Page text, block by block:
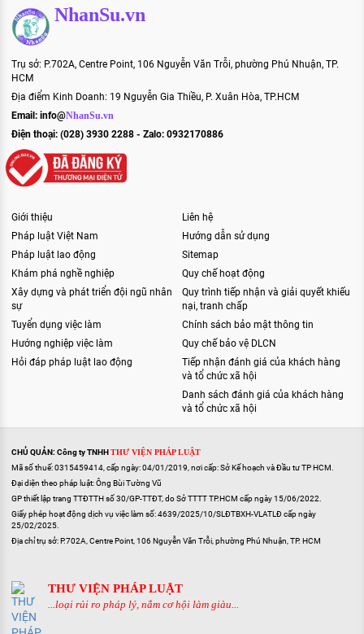
NhanSu.vn
Trụ sở: P.702A, Centre Point, 106 Nguyễn Văn Trỗi, phường Phú Nhuận, TP.
HCM
Địa điểm Kinh Doanh: 19 Nguyễn Gia Thiều, P. Xuân Hòa, TP.HCM
Email: info@NhanSu.vn
Điện thoại: (028) 3930 2288 - Zalo: 0932170886
Giới thiệu
Pháp luật Việt Nam
Pháp luật lao động
Khám phá nghề nghiệp
Xây dựng và phát triển đội ngũ nhân
sự
Tuyển dụng việc làm
Hướng nghiệp việc làm
Hỏi đáp pháp luật lao động
Liên hệ
Hướng dẫn sử dụng
Sitemap
Quy chế hoạt động
Quy trình tiếp nhận và giải quyết khiếu
nại, tranh chấp
Chính sách bảo mật thông tin
Quy chế bảo vệ DLCN
Tiếp nhận đánh giá của khách hàng
và tổ chức xã hội
Danh sách đánh giá của khách hàng
và tổ chức xã hội
CHỦ QUẢN: Công ty TNHHTHƯ VIỆN PHÁP LUẬT
Mã số thuế: 0315459414, cấp ngày: 04/01/2019, nơi cấp: Sở Kế hoạch và Đầu tư TP HCM.
Đại diện theo pháp luật: Ông Bùi Tường Vũ
GP thiết lập trang TTĐTTH số 30/GP-TTĐT, do Sở TTTT TP.HCM cấp ngày 15/06/2022.
Giấy phép hoạt động dịch vụ việc làm số: 4639/2025/10/SLĐTBXH-VLATLĐ cấp ngày
25/02/2025.
Địa chỉ trụ sở: P.702A, Centre Point, 106 Nguyễn Văn Trỗi, phường Phú Nhuận, TP. HCM
THƯ VIỆN PHÁP LUẬT
...loại rủi ro pháp lý, nắm cơ hội làm giàu...